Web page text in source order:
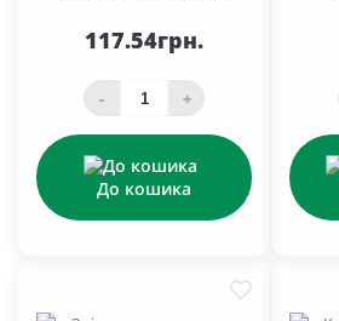
117.54грн.
- +
До кошика